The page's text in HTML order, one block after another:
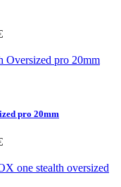
pro 20mm